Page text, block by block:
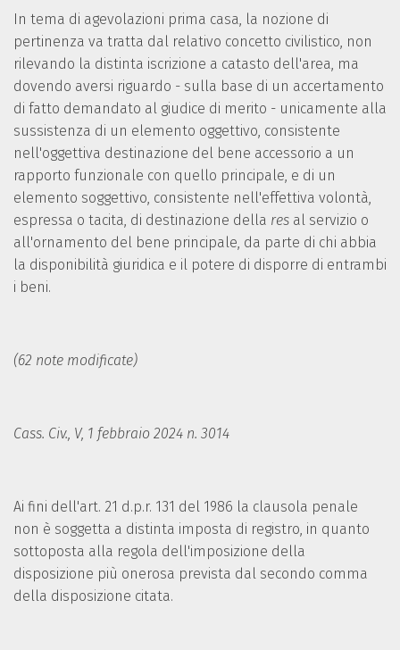
In tema di agevolazioni prima casa, la nozione di
pertinenza va tratta dal relativo concetto civilistico, non
rilevando la distinta iscrizione a catasto dell'area, ma
dovendo aversi riguardo - sulla base di un accertamento
di fatto demandato al giudice di merito - unicamente alla
sussistenza di un elemento oggettivo, consistente
nell'oggettiva destinazione del bene accessorio a un
rapporto funzionale con quello principale, e di un
elemento soggettivo, consistente nell'effettiva volontà,
espressa o tacita, di destinazione della res al servizio o
all'ornamento del bene principale, da parte di chi abbia
la disponibilità giuridica e il potere di disporre di entrambi
i beni.
(62 note modificate)
Cass. Civ., V, 1 febbraio 2024 n. 3014
Ai fini dell'art. 21 d.p.r. 131 del 1986 la clausola penale
non è soggetta a distinta imposta di registro, in quanto
sottoposta alla regola dell'imposizione della
disposizione più onerosa prevista dal secondo comma
della disposizione citata.